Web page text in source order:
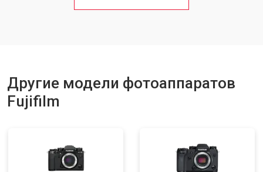
Другие модели фотоаппаратов
Fujifilm